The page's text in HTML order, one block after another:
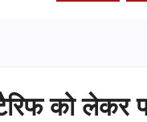
को लेकर